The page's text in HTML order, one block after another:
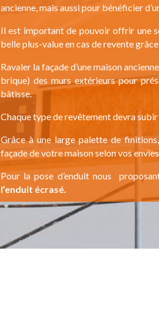
ancienne, mais aussi pour bénéficier
Il est important de pouvoir offrir une
belle plus-value en cas de revente
Ravaler la façade d’une maison
brique) des murs extérieurs pour
bâtisse.
Chaque type de revêtement devra
Grâce à une large palette de
façade de votre maison selon vos
Pour la pose d’enduit nous
l’enduit écrasé.